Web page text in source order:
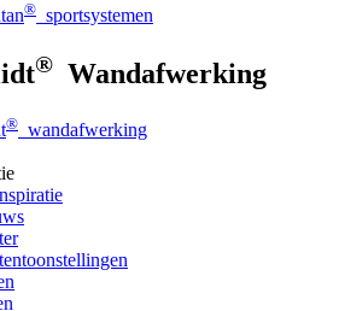
® sportsystemen
® Wandafwerking
® wandafwerking